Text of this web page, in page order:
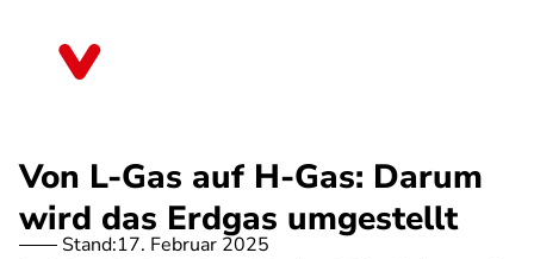
Von L-Gas auf H-Gas: Darum
wird das Erdgas umgestellt
Stand:17. Februar 2025